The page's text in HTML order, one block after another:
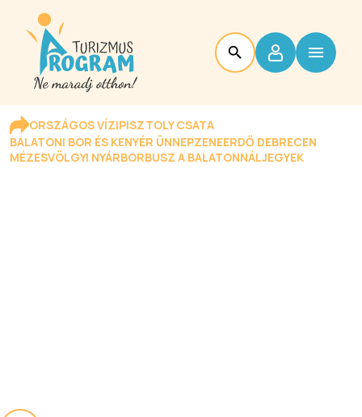
ORSZÁGOS VÍZIPISZTOLY CSATA
BALATONI BOR ÉS KENYÉR ÜNNEPZENEERDŐ DEBRECEN
MÉZESVÖLGYI NYÁRBORBUSZ A BALATONNÁLJEGYEK